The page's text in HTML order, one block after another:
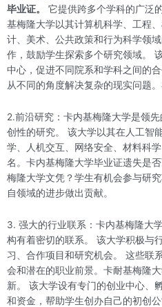
毕业证。
它提供跨多个学科的广泛
基梅隆大学以其计算机科学、工程
计、美术、公共政策和行为科学领
作，鼓励学生探索多个研究领域。
中心，促进不同院系和学科之间的
从不同的角度解决复杂的现实问题
2.前沿研究：卡内基梅隆大学是领
创性的研究。 该大学以其在人工智
学、人机交互、网络安全、材料科
名。卡内基梅隆大学毕业证遗失是
梅隆大学文凭？学生有机会参与研
自领域的进步做出贡献。
3. 强大的行业联系：卡内基梅隆大
构有着密切的联系。 该大学积极与
习、合作项目和研究机会。 这些联
会和潜在的职业前景。卡耐基梅隆
新。 该大学设有专门的创业中心、
和资金，帮助学生创办自己的初创